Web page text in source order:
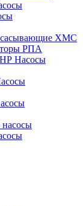
ХМС
РПА
Насосы